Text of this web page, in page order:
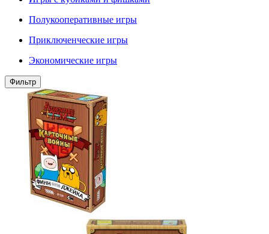
Полукооперативные игры
Приключенческие игры
Экономические игры
Фильтр